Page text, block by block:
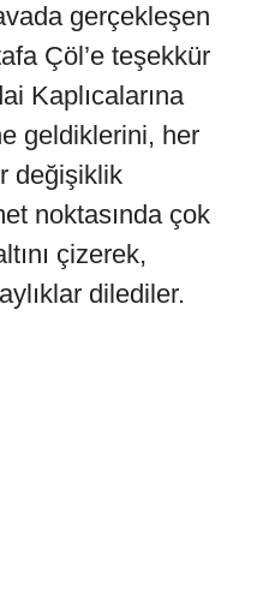
gerçekleşen
Çöl’e teşekkür
Kaplıcalarına
geldiklerini, her
değişiklik
noktasında çok
çizerek,
dilediler.